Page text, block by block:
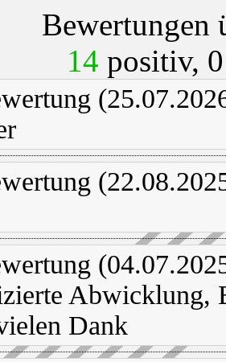
Bewertungen
14 positiv,
Abwicklung,
Dank